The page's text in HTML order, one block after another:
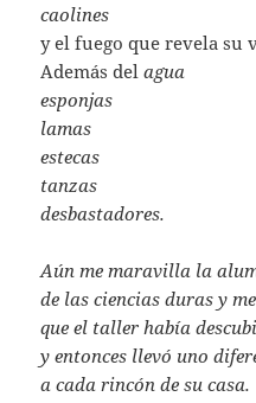
caolines
y el fuego que revela su
Además del agua
esponjas
lamas
estecas
tanzas
desbastadores.
Aún me maravilla la
de las ciencias duras y
que el taller había
y entonces llevó uno
a cada rincón de su casa.